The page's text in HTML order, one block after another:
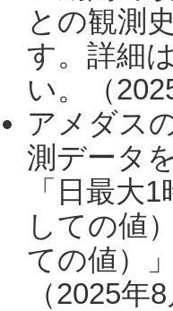
との観測
す。詳細
い。（
アメダス
測データ
「日最大
しての値
ての値）
（2025年